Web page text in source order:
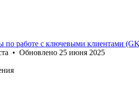
по работе с ключевыми клиентами
• Обновлено 25 июня 2025